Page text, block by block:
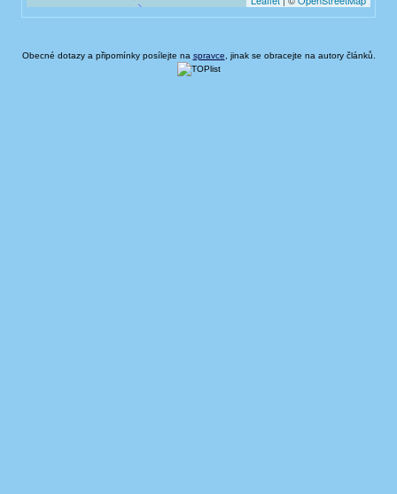
Obecné dotazy a připomínky posílejte na spravce , jinak se obracejte na autory článků.